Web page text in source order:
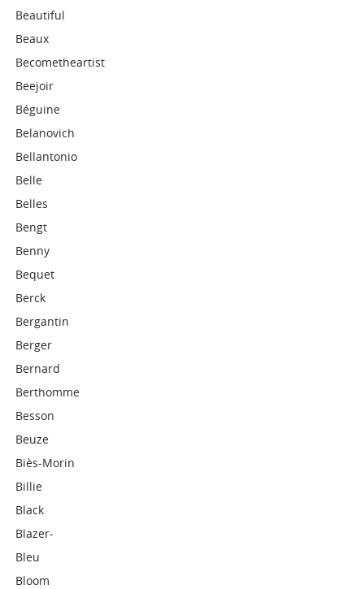
Beautiful
Beaux
Becometheartist
Beejoir
Béguine
Belanovich
Bellantonio
Belle
Belles
Bengt
Benny
Bequet
Berck
Bergantin
Berger
Bernard
Berthomme
Besson
Beuze
Biès-Morin
Billie
Black
Blazer-
Bleu
Bloom